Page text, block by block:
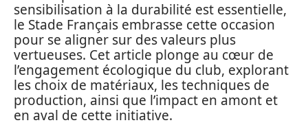
sensibilisation à la durabilité est essentielle,
le Stade Français embrasse cette occasion
pour se aligner sur des valeurs plus
vertueuses. Cet article plonge au cœur de
l’engagement écologique du club, explorant
les choix de matériaux, les techniques de
production, ainsi que l’impact en amont et
en aval de cette initiative.